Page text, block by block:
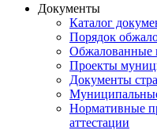
Документы
Каталог
Порядок
Обжалованные
Проекты
Документы
Нормативные
аттестации